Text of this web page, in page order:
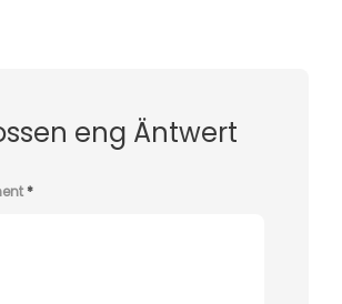
eng Äntwert
*